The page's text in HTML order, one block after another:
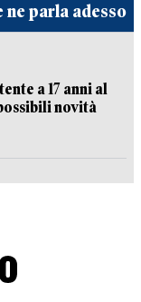
ne parla adesso
a 17 anni al
novità